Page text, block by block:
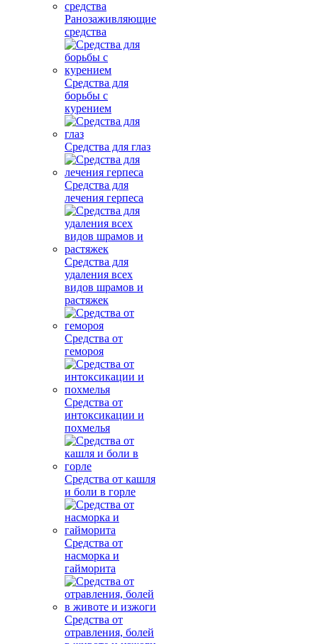
Ранозаживляющие
средства
Средства для
борьбы с
курением
Средства для глаз
Средства для
лечения герпеса
Средства для
удаления всех
видов шрамов и
растяжек
Средства от
гемороя
Средства от
интоксикации и
похмелья
Средства от кашля
и боли в горле
Средства от
насморка и
гайморита
Средства от
отравления, болей